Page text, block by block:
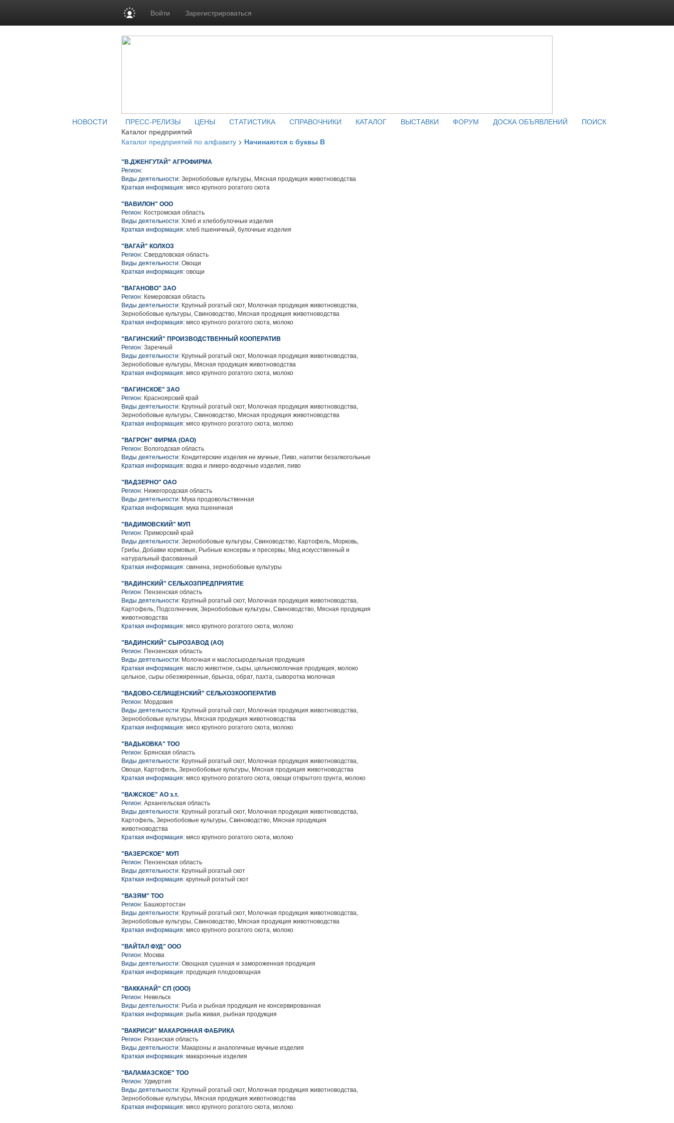
Войти Зарегистрироваться
НОВОСТИ ПРЕСС-РЕЛИЗЫ ЦЕНЫ СТАТИСТИКА СПРАВОЧНИКИ КАТАЛОГ ВЫСТАВКИ ФОРУМ ДОСКА ОБЪЯВЛЕНИЙ
ПОИСК
Каталог предприятий
Каталог предприятий по алфавиту > Начинаются с буквы В
"В.ДЖЕНГУТАЙ" АГРОФИРМА
Регион:
Виды деятельности: Зернобобовые культуры, Мясная продукция животноводства
Краткая информация: мясо крупного рогатого скота
"ВАВИЛОН" ООО
Регион: Костромская область
Виды деятельности: Хлеб и хлебобулочные изделия
Краткая информация: хлеб пшеничный, булочные изделия
"ВАГАЙ" КОЛХОЗ
Регион: Свердловская область
Виды деятельности: Овощи
Краткая информация: овощи
"ВАГАНОВО" ЗАО
Регион: Кемеровская область
Виды деятельности: Крупный рогатый скот, Молочная продукция животноводства,
Зернобобовые культуры, Свиноводство, Мясная продукция животноводства
Краткая информация: мясо крупного рогатого скота, молоко
"ВАГИНСКИЙ" ПРОИЗВОДСТВЕННЫЙ КООПЕРАТИВ
Регион: Заречный
Виды деятельности: Крупный рогатый скот, Молочная продукция животноводства,
Зернобобовые культуры, Мясная продукция животноводства
Краткая информация: мясо крупного рогатого скота, молоко
"ВАГИНСКОЕ" ЗАО
Регион: Красноярский край
Виды деятельности: Крупный рогатый скот, Молочная продукция животноводства,
Зернобобовые культуры, Свиноводство, Мясная продукция животноводства
Краткая информация: мясо крупного рогатого скота, молоко
"ВАГРОН" ФИРМА (ОАО)
Регион: Вологодская область
Виды деятельности: Кондитерские изделия не мучные, Пиво, напитки безалкогольные
Краткая информация: водка и ликеро-водочные изделия, пиво
"ВАДЗЕРНО" ОАО
Регион: Нижегородская область
Виды деятельности: Мука продовольственная
Краткая информация: мука пшеничная
"ВАДИМОВСКИЙ" МУП
Регион: Приморский край
Виды деятельности: Зернобобовые культуры, Свиноводство, Картофель, Морковь,
Грибы, Добавки кормовые, Рыбные консервы и пресервы, Мед искусственный и
натуральный фасованный
Краткая информация: свинина, зернобобовые культуры
"ВАДИНСКИЙ" СЕЛЬХОЗПРЕДПРИЯТИЕ
Регион: Пензенская область
Виды деятельности: Крупный рогатый скот, Молочная продукция животноводства,
Картофель, Подсолнечник, Зернобобовые культуры, Свиноводство, Мясная продукция
животноводства
Краткая информация: мясо крупного рогатого скота, молоко
"ВАДИНСКИЙ" СЫРОЗАВОД (АО)
Регион: Пензенская область
Виды деятельности: Молочная и маслосыродельная продукция
Краткая информация: масло животное, сыры, цельномолочная продукция, молоко
цельное, сыры обезжиренные, брынза, обрат, пахта, сыворотка молочная
"ВАДОВО-СЕЛИЩЕНСКИЙ" СЕЛЬХОЗКООПЕРАТИВ
Регион: Мордовия
Виды деятельности: Крупный рогатый скот, Молочная продукция животноводства,
Зернобобовые культуры, Мясная продукция животноводства
Краткая информация: мясо крупного рогатого скота, молоко
"ВАДЬКОВКА" ТОО
Регион: Брянская область
Виды деятельности: Крупный рогатый скот, Молочная продукция животноводства,
Овощи, Картофель, Зернобобовые культуры, Мясная продукция животноводства
Краткая информация: мясо крупного рогатого скота, овощи открытого грунта, молоко
"ВАЖСКОЕ" АО з.т.
Регион: Архангельская область
Виды деятельности: Крупный рогатый скот, Молочная продукция животноводства,
Картофель, Зернобобовые культуры, Свиноводство, Мясная продукция
животноводства
Краткая информация: мясо крупного рогатого скота, молоко
"ВАЗЕРСКОЕ" МУП
Регион: Пензенская область
Виды деятельности: Крупный рогатый скот
Краткая информация: крупный рогатый скот
"ВАЗЯМ" ТОО
Регион: Башкортостан
Виды деятельности: Крупный рогатый скот, Молочная продукция животноводства,
Зернобобовые культуры, Свиноводство, Мясная продукция животноводства
Краткая информация: мясо крупного рогатого скота, молоко
"ВАЙТАЛ ФУД" ООО
Регион: Москва
Виды деятельности: Овощная сушеная и замороженная продукция
Краткая информация: продукция плодоовощная
"ВАККАНАЙ" СП (ООО)
Регион: Невельск
Виды деятельности: Рыба и рыбная продукция не консервированная
Краткая информация: рыба живая, рыбная продукция
"ВАКРИСИ" МАКАРОННАЯ ФАБРИКА
Регион: Рязанская область
Виды деятельности: Макароны и аналогичные мучные изделия
Краткая информация: макаронные изделия
"ВАЛАМАЗСКОЕ" ТОО
Регион: Удмуртия
Виды деятельности: Крупный рогатый скот, Молочная продукция животноводства,
Зернобобовые культуры, Мясная продукция животноводства
Краткая информация: мясо крупного рогатого скота, молоко